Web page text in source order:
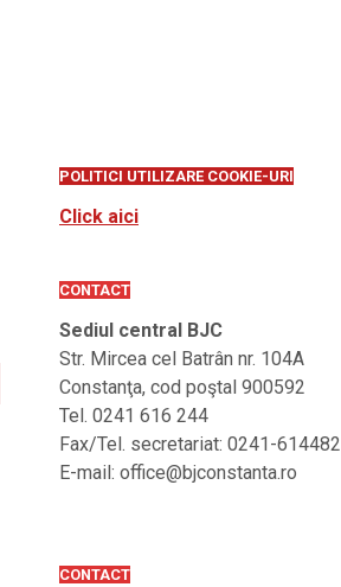
POLITICI UTILIZARE COOKIE-URI
Click aici
CONTACT
Sediul central BJC
Str. Mircea cel Batrân nr. 104A
Constanţa, cod poştal 900592
Tel. 0241 616 244
Fax/Tel. secretariat: 0241-614482
E-mail: office@bjconstanta.ro
CONTACT